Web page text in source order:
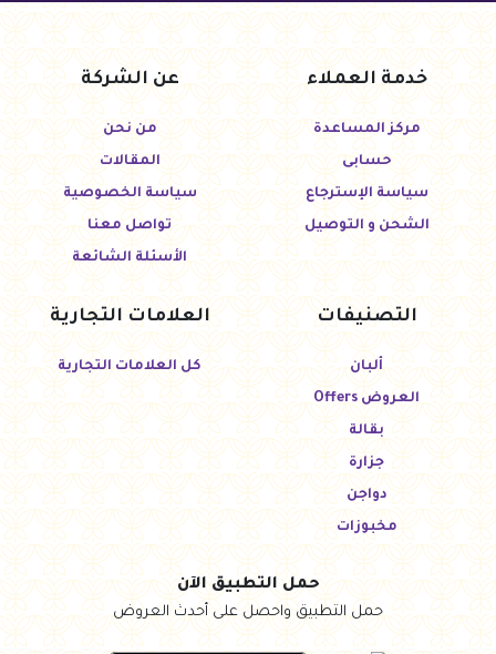
خدمة العملاء
مركز المساعدة
حسابى
سياسة الإسترجاع
الشحن و التوصيل
عن الشركة
من نحن
المقالات
سياسة الخصوصية
تواصل معنا
الأسئلة الشائعة
التصنيفات
ألبان
العروض Offers
بقالة
جزارة
دواجن
مخبوزات
العلامات التجارية
كل العلامات التجارية
حمل التطبيق الآن
حمل التطبيق واحصل على أحدث العروض